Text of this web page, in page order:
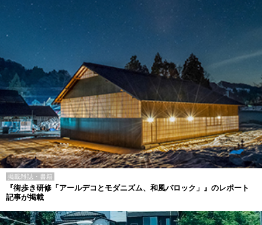
掲載雑誌・書籍
『街歩き研修「アールデコとモダニズム、和風バロック」』のレポート
記事が掲載